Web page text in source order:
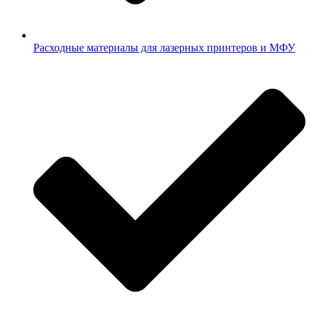
Расходные материалы для лазерных принтеров и МФУ